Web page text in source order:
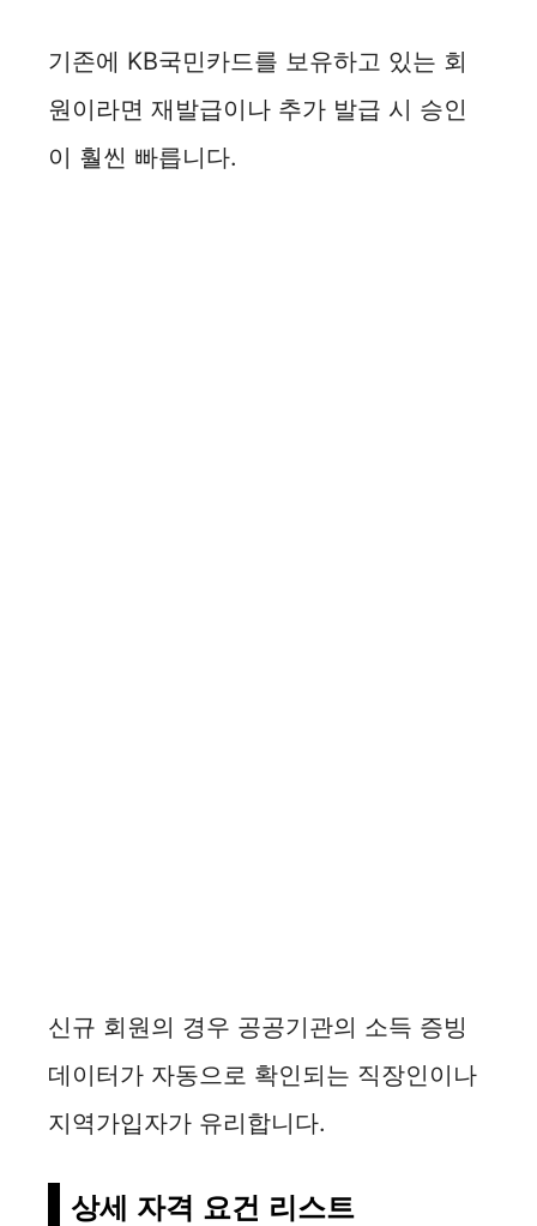
V
기존에 KB국민카드를 보유하고 있는 회
원이라면 재발급이나 추가 발급 시 승인
이 훨씬 빠릅니다.
신규 회원의 경우 공공기관의 소득 증빙
데이터가 자동으로 확인되는 직장인이나
지역가입자가 유리합니다.
상세 자격 요건 리스트